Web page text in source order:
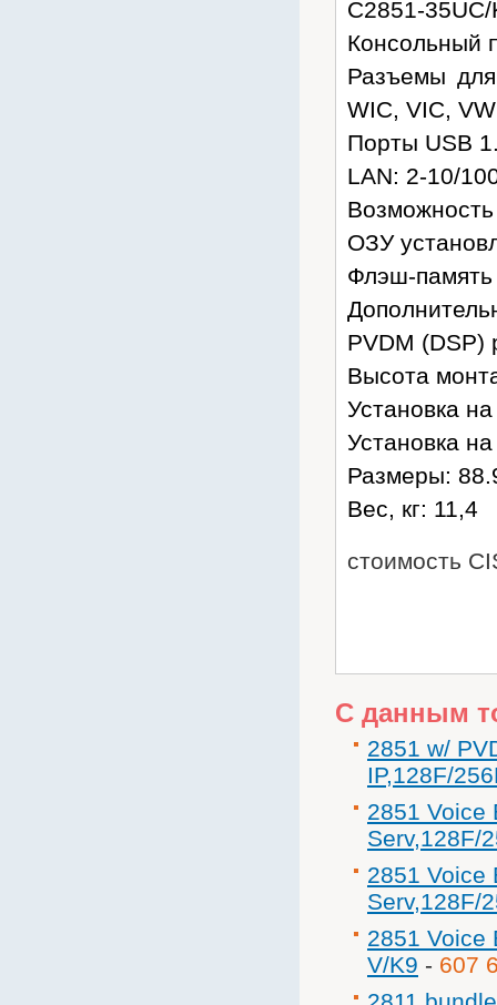
C2851-35UC/
Консольный
Разъемы
WIC, VIC,
Порты USB
LAN: 2-10/
ОЗУ
Флэш-
PVDM (DSP)
Высота
Установка
Установка
Размеры:
Вес, кг: 11,4
стоимость
С данным
2851 w/
IP,128F/
2851 Voice
Serv,128F/
2851 Voice
Serv,128F/
2851 Voice
V/K9 - 607